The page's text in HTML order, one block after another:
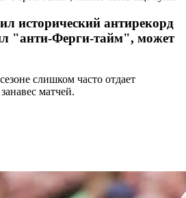
исторический антирекорд
"анти-Ферги-тайм", может
слишком часто отдает
матчей.